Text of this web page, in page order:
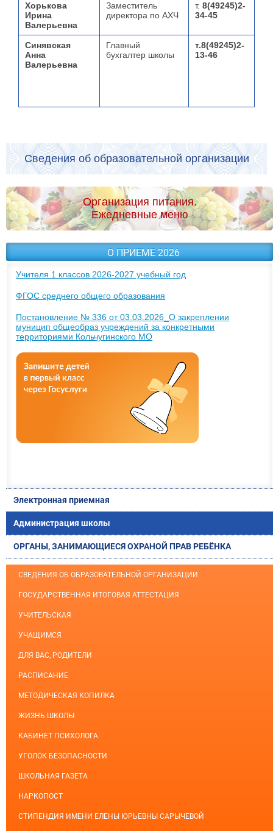
Хорькова
Ирина
Валерьевна
Заместитель
директора по АХЧ
т. 8(49245)2-
34-45
Синявская
Анна
Валерьевна
Главный
бухгалтер школы
т.8(49245)2-
13-46
Сведения об образовательной организации
Организация питания.
Ежедневные меню
О ПРИЕМЕ 2026
Учителя 1 классов 2026-2027 учебный год
ФГОС среднего общего образования
Постановление № 336 от 03.03.2026_О закреплении
муницип общеобраз учреждений за конкретными
территориями Кольчугинского МО
Электронная приемная
Администрация школы
ОРГАНЫ, ЗАНИМАЮЩИЕСЯ ОХРАНОЙ ПРАВ РЕБЁНКА
СВЕДЕНИЯ ОБ ОБРАЗОВАТЕЛЬНОЙ ОРГАНИЗАЦИИ
ГОСУДАРСТВЕННАЯ ИТОГОВАЯ АТТЕСТАЦИЯ
УЧИТЕЛЬСКАЯ
УЧАЩИМСЯ
ДЛЯ ВАС, РОДИТЕЛИ
РАСПИСАНИЕ
МЕТОДИЧЕСКАЯ КОПИЛКА
ЖИЗНЬ ШКОЛЫ
КАБИНЕТ ПСИХОЛОГА
УГОЛОК БЕЗОПАСНОСТИ
ШКОЛЬНАЯ ГАЗЕТА
НАРКОПОСТ
СТИПЕНДИЯ ИМЕНИ ЕЛЕНЫ ЮРЬЕВНЫ САРЫЧЕВОЙ